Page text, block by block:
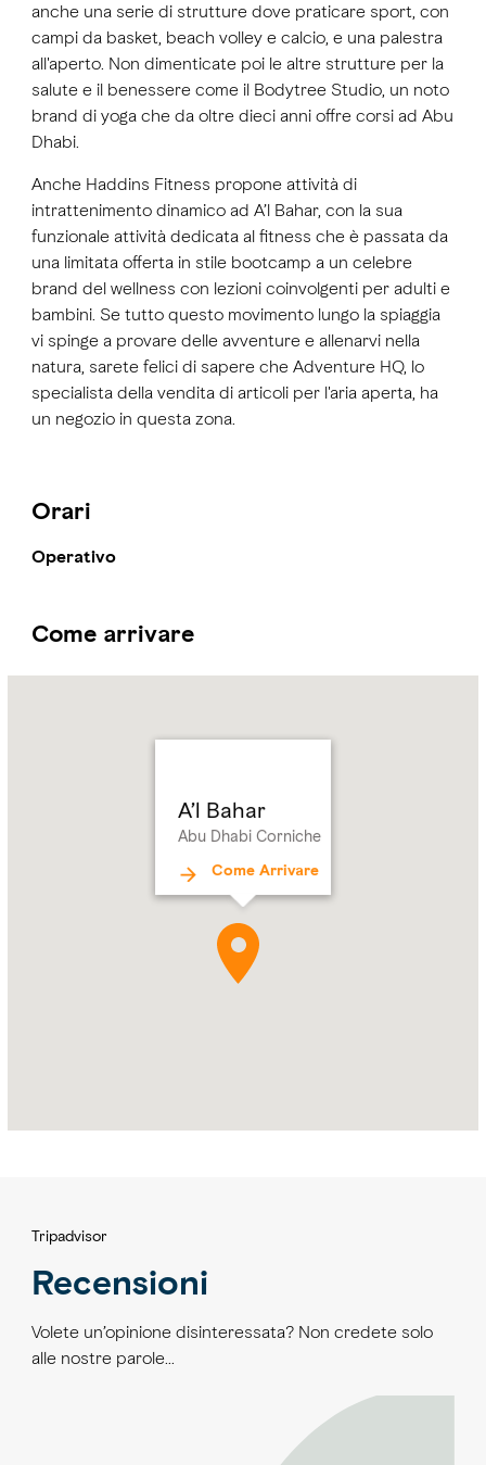
anche una serie di strutture dove praticare sport, con
campi da basket, beach volley e calcio, e una palestra
all'aperto. Non dimenticate poi le altre strutture per la
salute e il benessere come il Bodytree Studio, un noto
brand di yoga che da oltre dieci anni offre corsi ad Abu
Dhabi.
Anche Haddins Fitness propone attività di
intrattenimento dinamico ad A’l Bahar, con la sua
funzionale attività dedicata al fitness che è passata da
una limitata offerta in stile bootcamp a un celebre
brand del wellness con lezioni coinvolgenti per adulti e
bambini. Se tutto questo movimento lungo la spiaggia
vi spinge a provare delle avventure e allenarvi nella
natura, sarete felici di sapere che Adventure HQ, lo
specialista della vendita di articoli per l'aria aperta, ha
un negozio in questa zona.
Orari
Operativo
Come arrivare
A’l Bahar
Abu Dhabi Corniche
Come Arrivare
Tripadvisor
Recensioni
Volete un’opinione disinteressata? Non credete solo
alle nostre parole…